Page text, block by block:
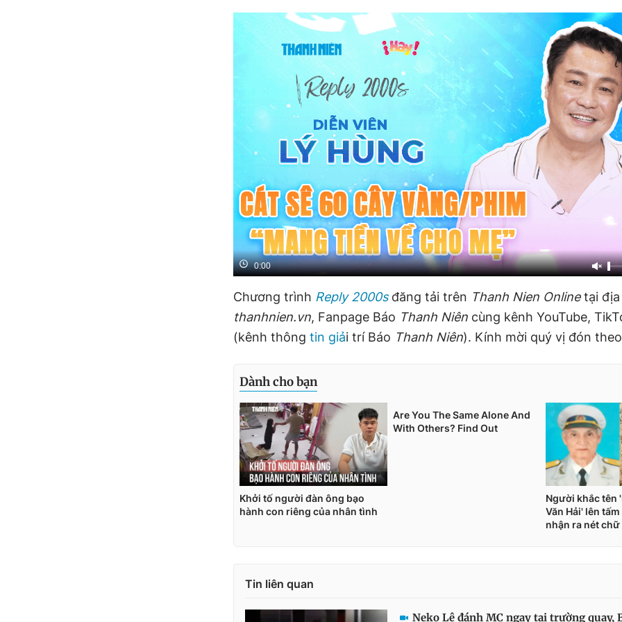
0:00
Chương trình Reply 2000sđăng tải trên Thanh Nien Onlinetại địa
thanhnien.vn, Fanpage Báo Thanh Niên cùng kênh YouTube,
(kênh thông tin giải trí Báo Thanh Niên). Kính mời quý vị đón
Tin liên quan
Neko Lê đánh MC ngay tại trường quay,